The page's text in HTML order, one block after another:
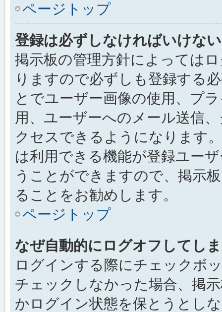
ページトップ
登録は必ずしなければいけな
掲示板の管理方針によっては
りますので必ずしも登録する
とでユーザー画像の使用、プ
用、ユーザーへのメール送信
クセスできるようになります
は利用できる機能が登録ユー
うことができますので、掲示
ることをお勧めします。
ページトップ
なぜ自動的にログオフしてし
ログインする際にチェックボ
チェックしなかった場合、掲
かログイン状態を保とうとし